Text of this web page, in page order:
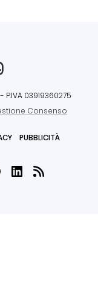
- P.IVA 03919360275
Consenso
PUBBLICITÀ